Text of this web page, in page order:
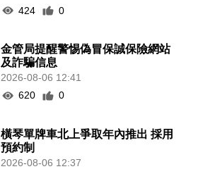
424
0
金管局提醒警惕偽冒保誠保險網站
及詐騙信息
2026-08-06 12:41
620
0
橫琴單牌車北上爭取年內推出 採用
預約制
2026-08-06 12:37